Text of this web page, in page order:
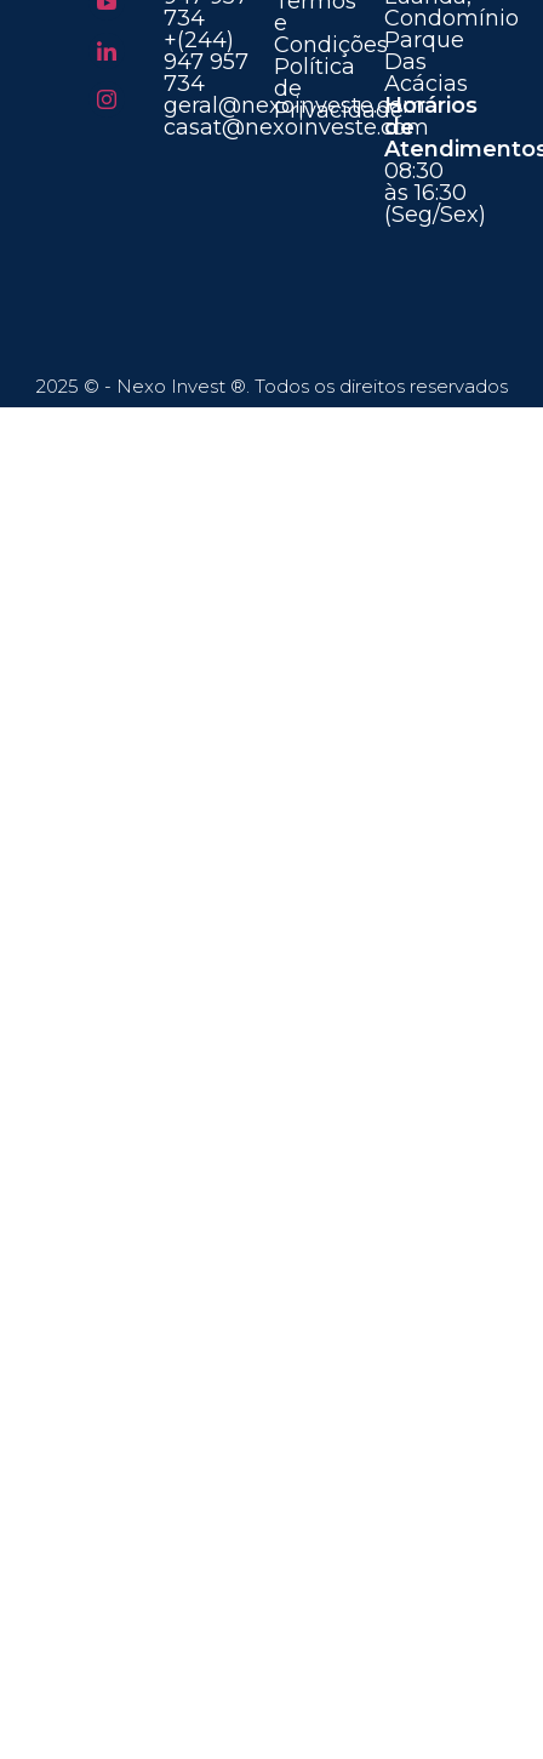
734
+(244)
947 957
734
geral@nexoinveste.com
casat@nexoinveste.com
e
Condições
Política
de
Privacidade
Condomínio
Parque
Das
Acácias
Horários
de
08:30
às 16:30
(Seg/Sex)
2025 © - Nexo Invest ®. Todos os direitos reservados